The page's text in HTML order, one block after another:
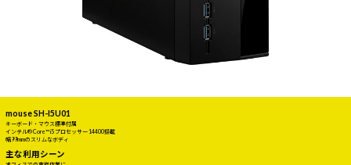
mouse SH-I5U01
キーボード・マウス標準付属
インテル® Core™ i5 プロセッサー 14400搭載
幅99mmのスリムなボディ
主な利用シーン